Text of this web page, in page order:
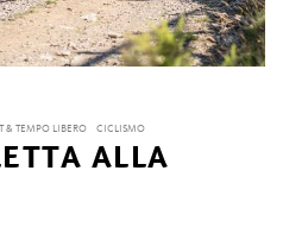
& TEMPO LIBERO CICLISMO
ALLA